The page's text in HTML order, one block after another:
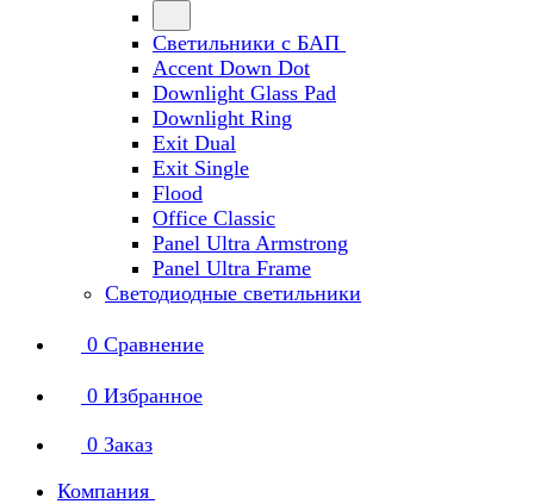
Светильники с БАП
Accent Down Dot
Downlight Glass Pad
Downlight Ring
Exit Dual
Exit Single
Flood
Office Classic
Panel Ultra Armstrong
Panel Ultra Frame
Светодиодные светильники
0 Сравнение
0 Избранное
0 Заказ
Компания